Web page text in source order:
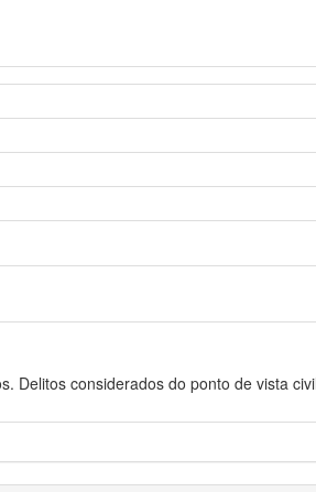
Delitos considerados do ponto de vista